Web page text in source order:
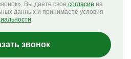
Вы даете свое согласие на
данных и принимаете условия
.
звонок